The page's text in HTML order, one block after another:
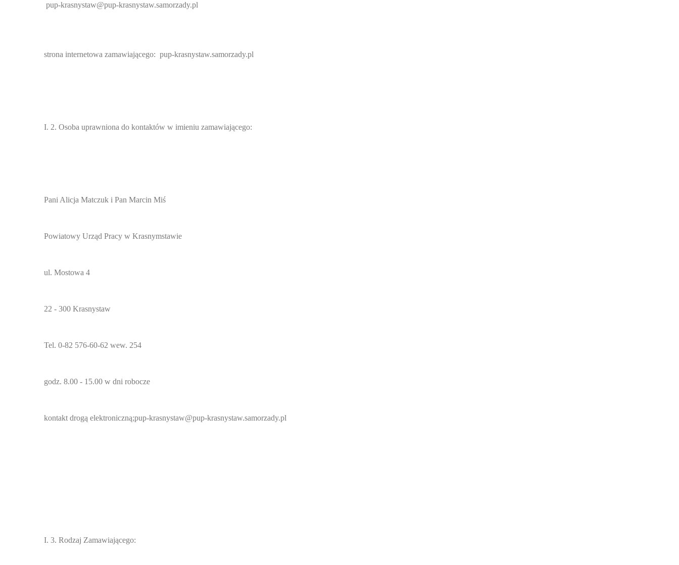
pup-krasnystaw@pup-krasnystaw.samorzady.pl
strona internetowa zamawiającego: pup-krasnystaw.samorzady.pl
I. 2. Osoba uprawniona do kontaktów w imieniu zamawiającego:
Pani Alicja Matczuk i Pan Marcin Miś
Powiatowy Urząd Pracy w Krasnymstawie
ul. Mostowa 4
22 - 300 Krasnystaw
Tel. 0-82 576-60-62 wew. 254
godz. 8.00 - 15.00 w dni robocze
kontakt drogą elektroniczną;pup-krasnystaw@pup-krasnystaw.samorzady.pl
I. 3. Rodzaj Zamawiającego: